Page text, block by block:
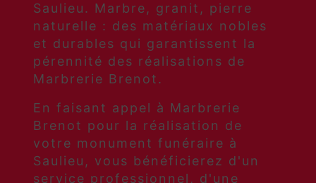
Saulieu. Marbre, granit, pierre
naturelle : des matériaux nobles
et durables qui garantissent la
pérennité des réalisations de
Marbrerie Brenot.
En faisant appel à Marbrerie
Brenot pour la réalisation de
votre monument funéraire à
Saulieu, vous bénéficierez d'un
service professionnel, d'une